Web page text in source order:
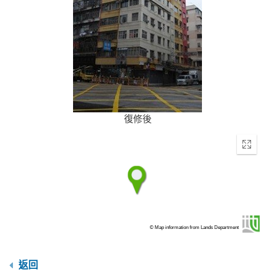
復修後
Enter
© Map information from Lands Department
返回